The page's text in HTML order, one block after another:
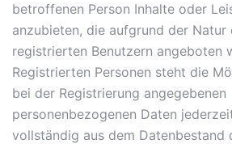
betroffenen Person Inhalte oder
anzubieten, die aufgrund der Natur
registrierten Benutzern angeboten
Registrierten Personen steht die
bei der Registrierung angegebenen
personenbezogenen Daten
vollständig aus dem Datenbestand